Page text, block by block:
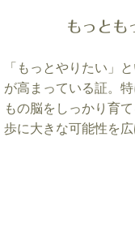
もっとも
「もっとやりたい」
が高まっている証。
もの脳をしっかり育
歩に大きな可能性を広